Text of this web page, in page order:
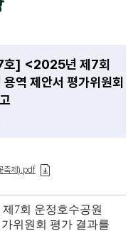
호] <2025년 제7회
역 제안서 평가위원회
축제).pdf
제7회 운정호수공원
위원회 평가 결과를